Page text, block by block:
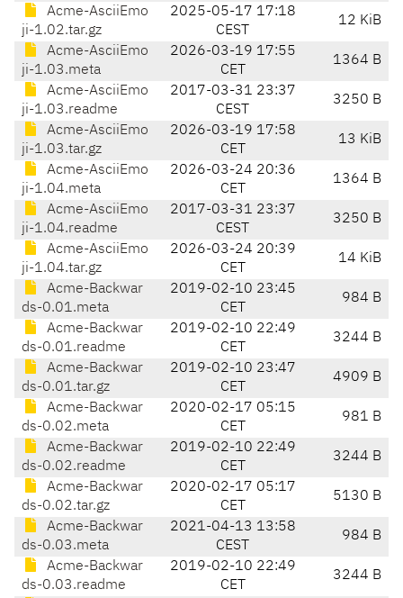
Acme-AsciiEmo
ji-1.02.tar.gz
2025-05-17 17:18
CEST
12 KiB
Acme-AsciiEmo
ji-1.03.meta
2026-03-19 17:55
CET
1364 B
Acme-AsciiEmo
ji-1.03.readme
2017-03-31 23:37
CEST
3250 B
Acme-AsciiEmo
ji-1.03.tar.gz
2026-03-19 17:58
CET
13 KiB
Acme-AsciiEmo
ji-1.04.meta
2026-03-24 20:36
CET
1364 B
Acme-AsciiEmo
ji-1.04.readme
2017-03-31 23:37
CEST
3250 B
Acme-AsciiEmo
ji-1.04.tar.gz
2026-03-24 20:39
CET
14 KiB
Acme-Backwar
ds-0.01.meta
2019-02-10 23:45
CET
984 B
Acme-Backwar
ds-0.01.readme
2019-02-10 22:49
CET
3244 B
Acme-Backwar
ds-0.01.tar.gz
2019-02-10 23:47
CET
4909 B
Acme-Backwar
ds-0.02.meta
2020-02-17 05:15
CET
981 B
Acme-Backwar
ds-0.02.readme
2019-02-10 22:49
CET
3244 B
Acme-Backwar
ds-0.02.tar.gz
2020-02-17 05:17
CET
5130 B
Acme-Backwar
ds-0.03.meta
2021-04-13 13:58
CEST
984 B
Acme-Backwar
ds-0.03.readme
2019-02-10 22:49
CET
3244 B